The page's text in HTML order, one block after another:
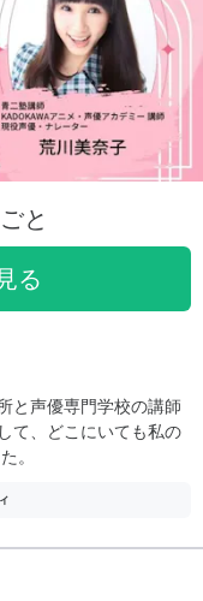
と
る
と声優専門学校の講師
て、どこにいても私の
。